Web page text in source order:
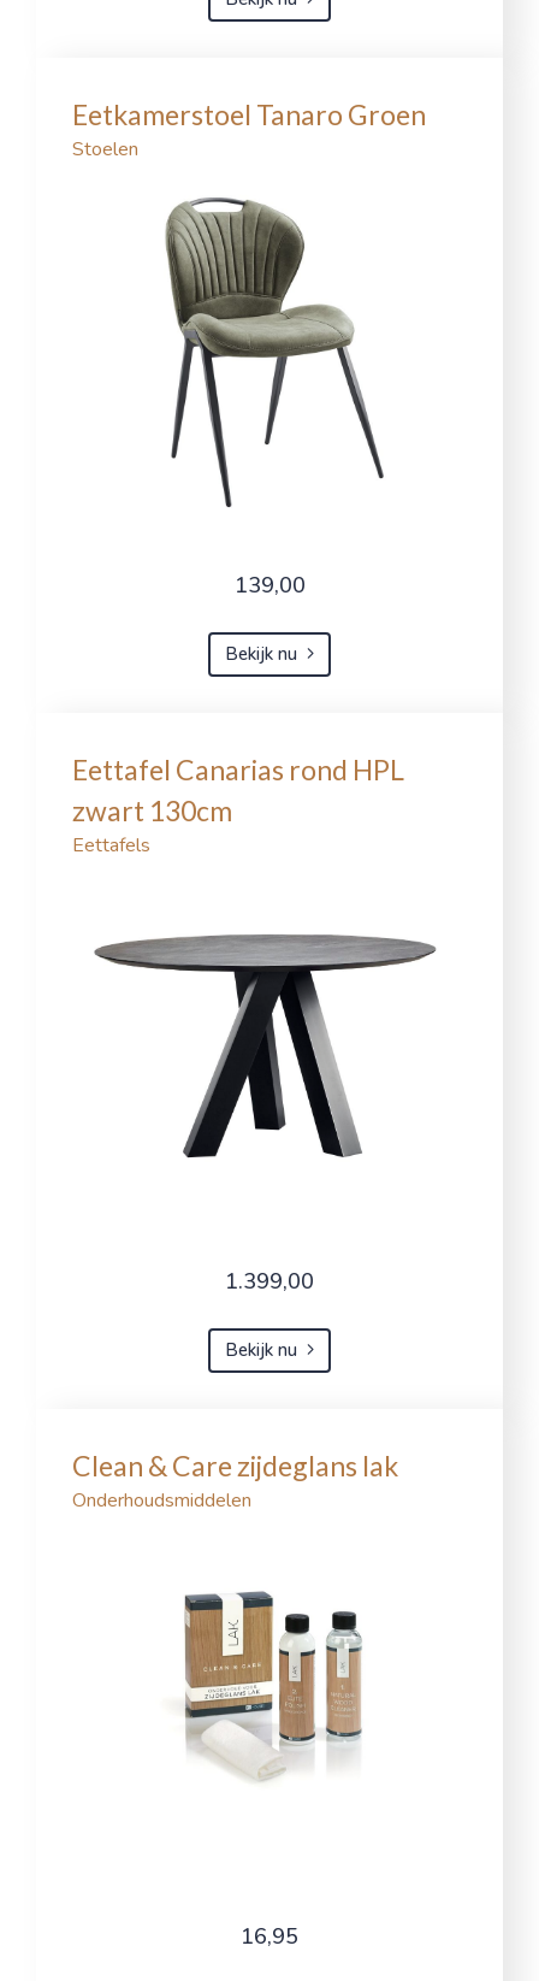
Eetkamerstoel Tanaro Groen
Stoelen
139,00
Bekijk nu
Eettafel Canarias rond HPL
zwart 130cm
Eettafels
1.399,00
Bekijk nu
Clean & Care zijdeglans lak
Onderhoudsmiddelen
16,95